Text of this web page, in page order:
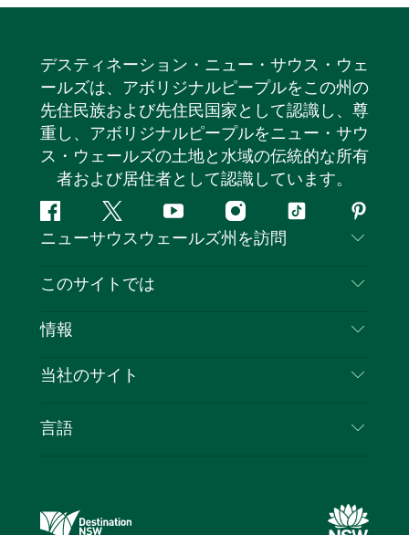
デスティネーション・ニュー・サウス・ウェ
ールズは、アボリジナルピープルをこの州の
先住民族および先住民国家として認識し、尊
重し、アボリジナルピープルをニュー・サウ
ス・ウェールズの土地と水域の伝統的な所有
者および居住者として認識しています。
フ
ェ
ス
ッ
ツ
イ
タ
ユ
ー
イ
ン
テ
ピ
ン
レ
ト
ニューサウスウェールズ州を訪問
お問い合わせ
クッキーに関する通知
このサイトでは
目的地
イベント
情報
旅行情報
NSWでのビジネス
当社のサイト
言語